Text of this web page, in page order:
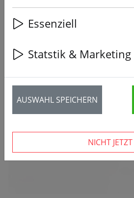
Essenziell
Statstik & Marketing
AUSWAHL SPEICHERN
NICHT JETZT